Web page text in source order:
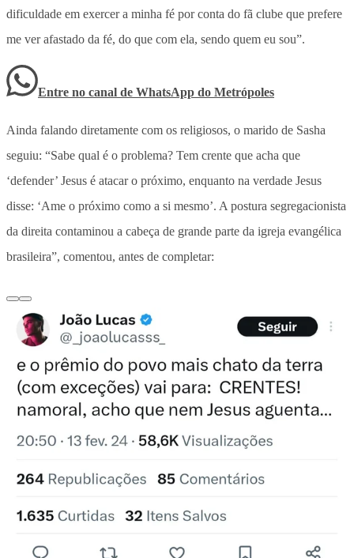
dificuldade em exercer a minha fé por conta do fã clube que prefere
me ver afastado da fé, do que com ela, sendo quem eu sou”.
Entre no canal de WhatsApp do Metrópoles
Ainda falando diretamente com os religiosos, o marido de Sasha
seguiu: “Sabe qual é o problema? Tem crente que acha que
‘defender’ Jesus é atacar o próximo, enquanto na verdade Jesus
disse: ‘Ame o próximo como a si mesmo’. A postura segregacionista
da direita contaminou a cabeça de grande parte da igreja evangélica
brasileira”, comentou, antes de completar: